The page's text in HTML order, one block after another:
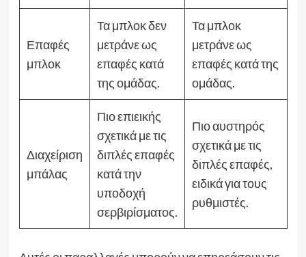
Επαφές
μπλοκ
Τα μπλοκ δεν
μετράνε ως
επαφές κατά
της ομάδας.
Τα μπλοκ
μετράνε ως
επαφές κατά της
ομάδας.
Διαχείριση
μπάλας
Πιο επιεικής
σχετικά με τις
διπλές επαφές
κατά την
υποδοχή
σερβιρίσματος.
Πιο αυστηρός
σχετικά με τις
διπλές επαφές,
ειδικά για τους
ρυθμιστές.